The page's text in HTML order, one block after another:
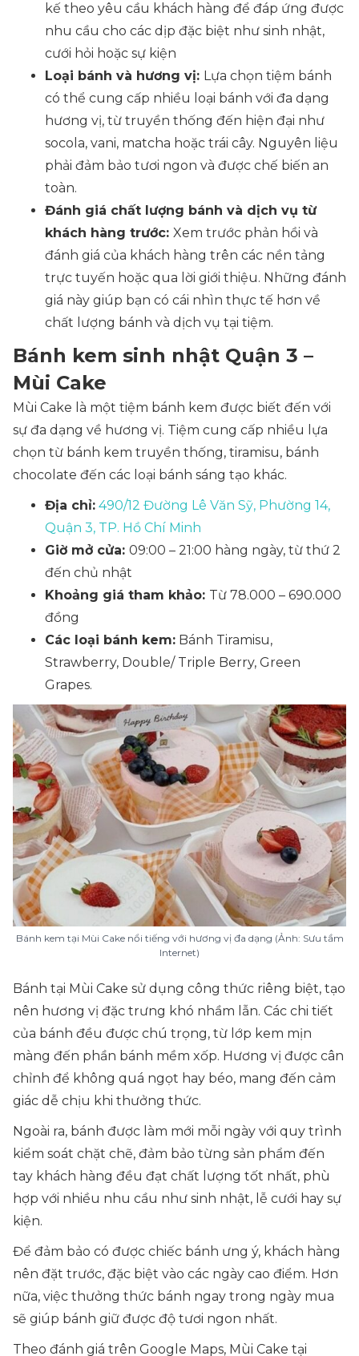
kế theo yêu cầu khách hàng để đáp ứng được
nhu cầu cho các dịp đặc biệt như sinh nhật,
cưới hỏi hoặc sự kiện
Loại bánh và hương vị: Lựa chọn tiệm bánh
có thể cung cấp nhiều loại bánh với đa dạng
hương vị, từ truyền thống đến hiện đại như
socola, vani, matcha hoặc trái cây. Nguyên liệu
phải đảm bảo tươi ngon và được chế biến an
toàn.
Đánh giá chất lượng bánh và dịch vụ từ
khách hàng trước: Xem trước phản hồi và
đánh giá của khách hàng trên các nền tảng
trực tuyến hoặc qua lời giới thiệu. Những đánh
giá này giúp bạn có cái nhìn thực tế hơn về
chất lượng bánh và dịch vụ tại tiệm.
Bánh kem sinh nhật Quận 3 –
Mùi Cake
Mùi Cake là một tiệm bánh kem được biết đến với
sự đa dạng về hương vị. Tiệm cung cấp nhiều lựa
chọn từ bánh kem truyền thống, tiramisu, bánh
chocolate đến các loại bánh sáng tạo khác.
Địa chỉ: 490/12 Đường Lê Văn Sỹ, Phường 14,
Quận 3, TP. Hồ Chí Minh
Giờ mở cửa: 09:00 – 21:00 hàng ngày, từ thứ 2
đến chủ nhật
Khoảng giá tham khảo: Từ 78.000 – 690.000
đồng
Các loại bánh kem: Bánh Tiramisu,
Strawberry, Double/ Triple Berry, Green
Grapes.
Bánh kem tại Mùi Cake nổi tiếng với hương vị đa dạng (Ảnh: Sưu tầm
Internet)
Bánh tại Mùi Cake sử dụng công thức riêng biệt, tạo
nên hương vị đặc trưng khó nhầm lẫn. Các chi tiết
của bánh đều được chú trọng, từ lớp kem mịn
màng đến phần bánh mềm xốp. Hương vị được cân
chỉnh để không quá ngọt hay béo, mang đến cảm
giác dễ chịu khi thưởng thức.
Ngoài ra, bánh được làm mới mỗi ngày với quy trình
kiểm soát chặt chẽ, đảm bảo từng sản phẩm đến
tay khách hàng đều đạt chất lượng tốt nhất, phù
hợp với nhiều nhu cầu như sinh nhật, lễ cưới hay sự
kiện.
Để đảm bảo có được chiếc bánh ưng ý, khách hàng
nên đặt trước, đặc biệt vào các ngày cao điểm. Hơn
nữa, việc thưởng thức bánh ngay trong ngày mua
sẽ giúp bánh giữ được độ tươi ngon nhất.
Theo đánh giá trên Google Maps, Mùi Cake tại